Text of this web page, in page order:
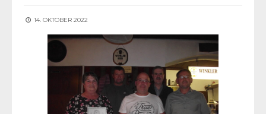
14. OKTOBER 2022